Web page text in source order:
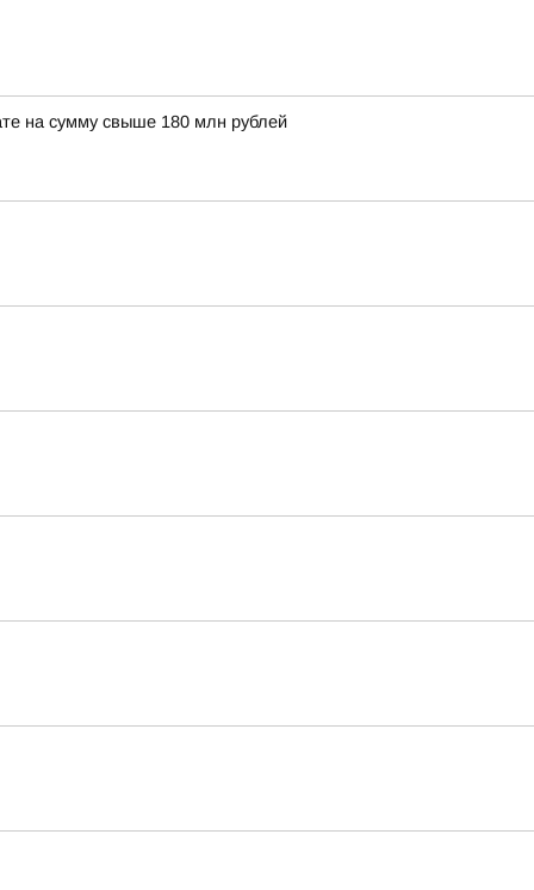
на сумму свыше 180 млн рублей